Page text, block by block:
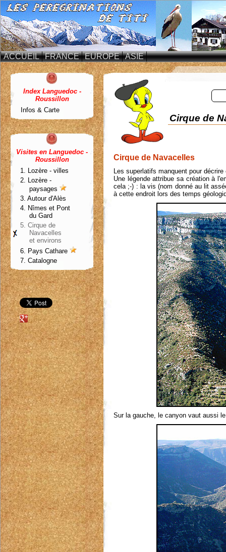
ACCUEIL FRANCE EUROPE ASIE
Index Languedoc -
Roussillon
Infos & Carte
Visites en Languedoc -
Roussillon
1. Lozère - villes
2. Lozère -
paysages
3. Autour d'Alès
4. Nîmes et Pont
du Gard
5. Cirque de
Navacelles
et environs
6. PaysCathare
7. Catalogne
Cirque de
Cirque de Navacelles
Les superlatifs manquent pour
Une légende attribue sa création à
cela ;-) : la vis (nom donné au lit
à cette endroit lors des temps
Sur la gauche, le canyon vaut aussi